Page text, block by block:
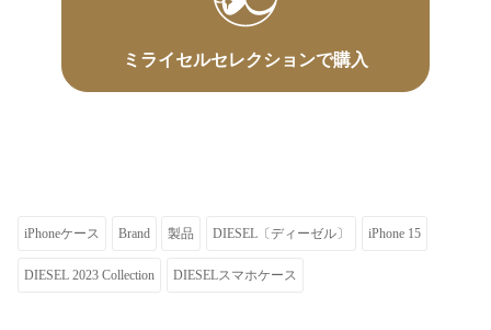
ミライセルセレクションで購入
iPhoneケース Brand 製品 DIESEL〔ディーゼル〕 iPhone 15
DIESEL 2023 Collection DIESELスマホケース